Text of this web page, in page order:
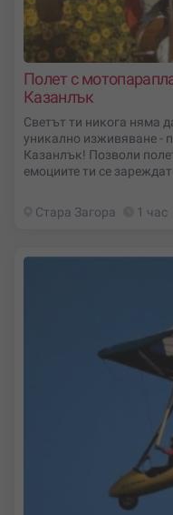
Полет с
Казанлък
Светът ти никога няма
уникално изживяване -
Казанлък! Позволи
емоциите ти се
Стара Загора 1 час